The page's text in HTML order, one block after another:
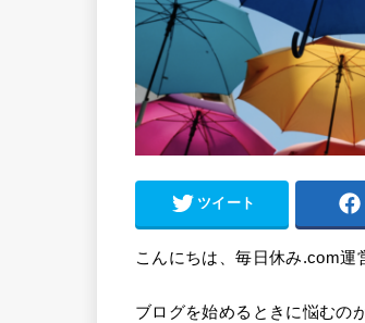
ツイート
こんにちは、毎日休み.com運
ブログを始めるときに悩むの